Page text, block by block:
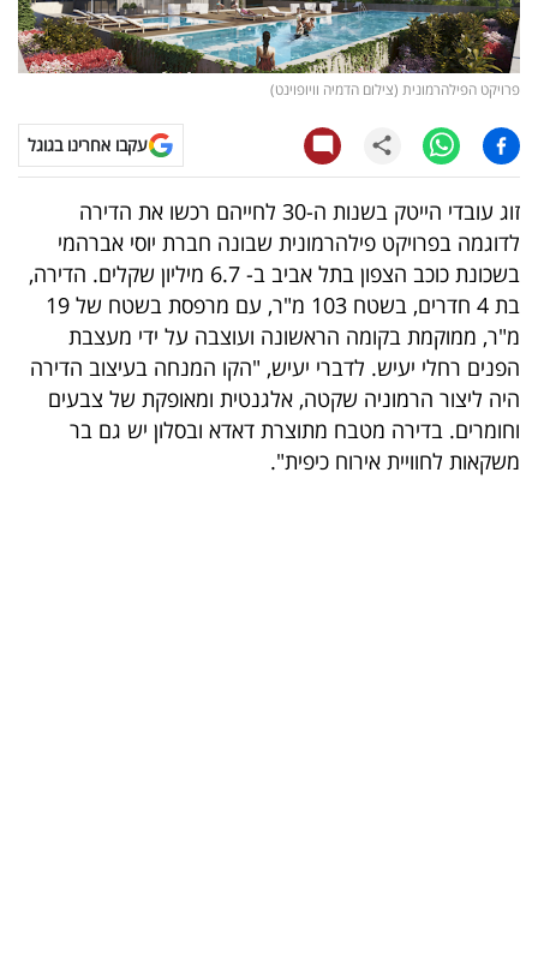
קריפטו
ויראלי
טלוויזיה
עסקי
ספורט
קריירה
ולימודים
מינויים
רייטינג
פרויקט הפילהרמונית (צילום הדמיה וויופוינט)
עקבו אחרינו בגוגל
זוג עובדי הייטק בשנות ה-30 לחייהם רכשו את הדירה
לדוגמה בפרויקט פילהרמונית שבונה חברת יוסי אברהמי
בשכונת כוכב הצפון בתל אביב ב- 6.7 מיליון שקלים. הדירה,
בת 4 חדרים, בשטח 103 מ"ר, עם מרפסת בשטח של 19
מ"ר, ממוקמת בקומה הראשונה ועוצבה על ידי מעצבת
הפנים רחלי יעיש. לדברי יעיש, "הקו המנחה בעיצוב הדירה
היה ליצור הרמוניה שקטה, אלגנטית ומאופקת של צבעים
וחומרים. בדירה מטבח מתוצרת דאדא ובסלון יש גם בר
משקאות לחוויית אירוח כיפית".